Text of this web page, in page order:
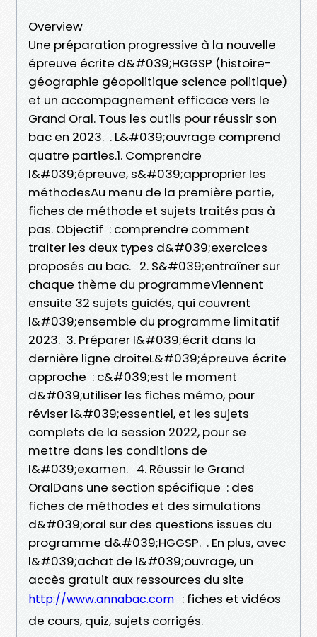
Overview
Une préparation progressive à la nouvelle
épreuve écrite d&#039;HGGSP (histoire-
géographie géopolitique science politique)
et un accompagnement efficace vers le
Grand Oral. Tous les outils pour réussir son
bac en 2023. . L&#039;ouvrage comprend
quatre parties.1. Comprendre
l&#039;épreuve, s&#039;approprier les
méthodesAu menu de la première partie,
fiches de méthode et sujets traités pas à
pas. Objectif : comprendre comment
traiter les deux types d&#039;exercices
proposés au bac. 2. S&#039;entraîner sur
chaque thème du programmeViennent
ensuite 32 sujets guidés, qui couvrent
l&#039;ensemble du programme limitatif
2023. 3. Préparer l&#039;écrit dans la
dernière ligne droiteL&#039;épreuve écrite
approche : c&#039;est le moment
d&#039;utiliser les fiches mémo, pour
réviser l&#039;essentiel, et les sujets
complets de la session 2022, pour se
mettre dans les conditions de
l&#039;examen. 4. Réussir le Grand
OralDans une section spécifique : des
fiches de méthodes et des simulations
d&#039;oral sur des questions issues du
programme d&#039;HGGSP. . En plus, avec
l&#039;achat de l&#039;ouvrage, un
accès gratuit aux ressources du site
http://www.annabac.com : fiches et vidéos
de cours, quiz, sujets corrigés.